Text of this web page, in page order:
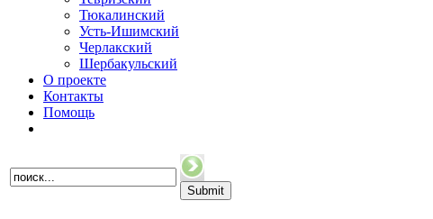
Тюкалинский
Усть-Ишимский
Черлакский
Шербакульский
О проекте
Контакты
Помощь